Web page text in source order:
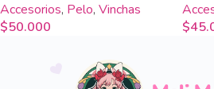
Accesorios, Pelo, Vinchas
$50.000
$